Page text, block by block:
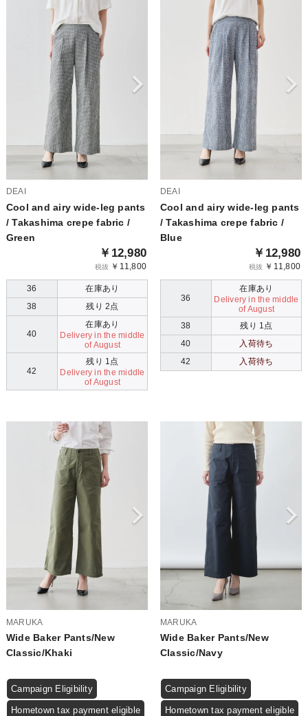
DEAI
Cool and airy wide-leg pants
/ Takashima crepe fabric /
Green
￥12,980
税抜 ￥11,800
36
在庫あり
38
残り 2点
40
在庫あり
Delivery in the middle
of August
42
残り 1点
Delivery in the middle
of August
DEAI
Cool and airy wide-leg pants
/ Takashima crepe fabric /
Blue
￥12,980
税抜 ￥11,800
36
在庫あり
Delivery in the middle
of August
38
残り 1点
40
入荷待ち
42
入荷待ち
MARUKA
Wide Baker Pants/New
Classic/Khaki
Campaign Eligibility
Hometown tax payment eligible
MARUKA
Wide Baker Pants/New
Classic/Navy
Campaign Eligibility
Hometown tax payment eligible